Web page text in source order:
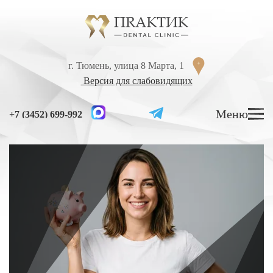
г. Тюмень, улица 8 Марта, 1
Версия для слабовидящих
+7 (3452) 699-992 Меню
г. Тюмень, улица 8 Марта, 1
Версия для слабовидящих
+7 (3452) 699-992 Меню
ЛЕЧЕНИЕ ЗУБОВ
Лечение кариеса
Лечение высокой чувствительности зубов